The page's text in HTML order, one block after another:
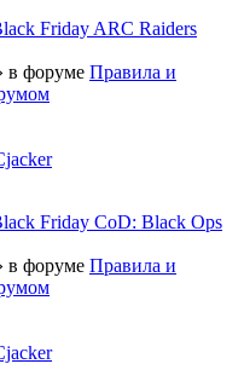
Friday ARC Raiders
в форуме Правила и
Friday CoD: Black Ops
в форуме Правила и